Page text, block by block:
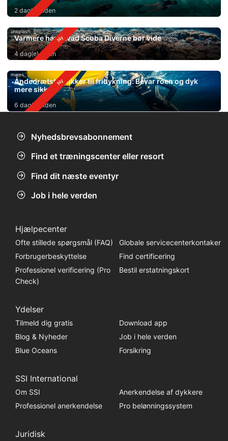
2 dag(e) siden
unsplash
Varmere hav: Hvad Scuba Diverne bør vide
4 dag(e) siden
mares
Åndedrætsteknikker til fridykning: Bevar roen og dyk
mere sikkert
6 dag(e) siden
Nyhedsbrevsabonnement
Find et træningscenter eller resort
Find dit næste eventyr
Job i hele verden
Hjælpecenter
Ofte stillede spørgsmål (FAQ)
Globale servicecenterkontaker
Forbrugerbeskyttelse
Find certificering
Professionel verificering (Pro
Check)
Bestil erstatningskort
Ydelser
Tilmeld dig gratis
Download app
Blog & Nyheder
Job i hele verden
Blue Oceans
Forsikring
SSI International
Om SSI
Anerkendelse af dykkere
Professionel anerkendelse
Pro belønningssystem
Juridisk